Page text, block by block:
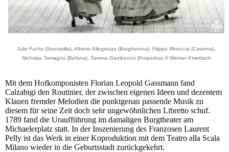
Julie Fuchs (Stonatrilla), Alberto Allegrezza (Bragherona), Filippo Mineccia (Caverna),
Nicholas Tamagna (Befana), Serena Gamberoni (Porporina) © Werner Kmetitsch
Mit dem Hofkomponisten Florian Leopold Gassmann fand
Calzabigi den Routinier, der zwischen eigenen Ideen und dezentem
Klauen fremder Melodien die punktgenau passende Musik zu
diesem für seine Zeit doch sehr ungewöhnlichen Libretto schuf.
1789 fand die Uraufführung im damaligen Burgtheater am
Michaelerplatz statt. In der Inszenierung des Franzosen Laurent
Pelly ist das Werk in einer Koproduktion mit dem Teatro alla Scala
Milano wieder in die Geburtsstadt zurückgekehrt.